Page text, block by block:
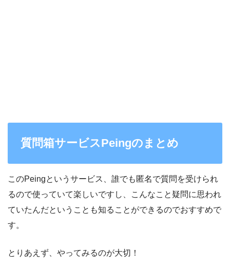
質問箱サービスPeingのまとめ
このPeingというサービス、誰でも匿名で質問を受けられ
るので使っていて楽しいですし、こんなこと疑問に思われ
ていたんだということも知ることができるのでおすすめで
す。
とりあえず、やってみるのが大切！